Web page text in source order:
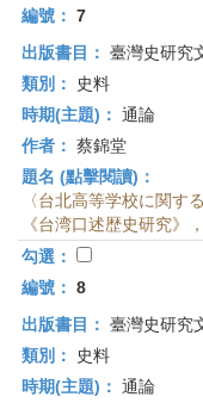
編號： 7
出版書目： 臺灣史研究
類別：
史料
時期(主題)： 通論
作者： 蔡錦堂
題名 (點擊閱讀)：
〈台北高等学校に関す
《台湾口述歴史研究》
勾選：
編號： 8
出版書目： 臺灣史研究
類別：
史料
時期(主題)： 通論